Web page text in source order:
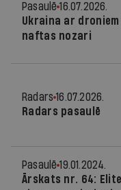
Pasaulē 16.07.2026.
Ukraina ar
naftas nozari
Radars 16.07.2026.
Radars pasaulē
Pasaulē 19.01.2024.
Ārskats nr. 64: